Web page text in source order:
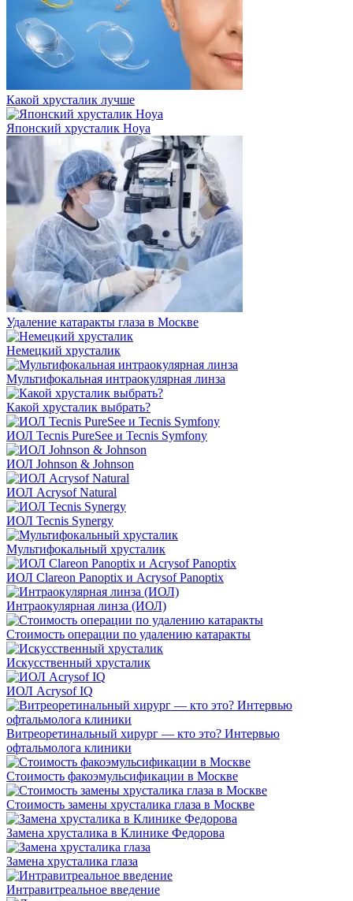
Какой хрусталик лучше
Японский хрусталик Hoya
Удаление катаракты глаза в Москве
Немецкий хрусталик
Мультифокальная интраокулярная линза
Какой хрусталик выбрать?
ИОЛ Tecnis PureSee и Tecnis Symfony
ИОЛ Johnson & Johnson
ИОЛ Acrysof Natural
ИОЛ Tecnis Synergy
Мультифокальный хрусталик
ИОЛ Clareon Panoptix и Acrysof Panoptix
Интраокулярная линза (ИОЛ)
Стоимость операции по удалению катаракты
Искусственный хрусталик
ИОЛ Acrysof IQ
Витреоретинальный хирург — кто это? Интервью
офтальмолога клиники
Стоимость факоэмульсификации в Москве
Стоимость замены хрусталика глаза в Москве
Замена хрусталика в Клинике Федорова
Замена хрусталика глаза
Интравитреальное введение